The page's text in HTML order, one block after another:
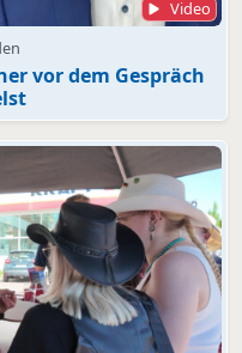
Video
vor dem Gespräch